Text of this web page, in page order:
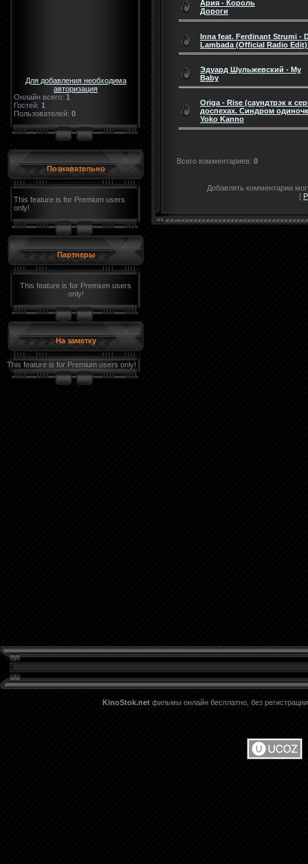
Для добавления необходима
авторизация
Онлайн всего: 1
Гостей: 1
Пользователей: 0
Познавательно
This feature is for Premium users
only!
Партнеры
This feature is for Premium users
only!
На заметку
This feature is for Premium users only!
Ария - Король
Дороги
Inna feat. Ferdinant Strumi -
Lambada (Official Radio Edit)
Эдуард Шульжевский - My
Baby
Origa - Rise (саундтрэк к
доспехах. Синдром
Yoko Kanno
Всего комментариев: 0
Добавлять комментарии
[
KinoStok.net фильмы онлайн бесплатно, без